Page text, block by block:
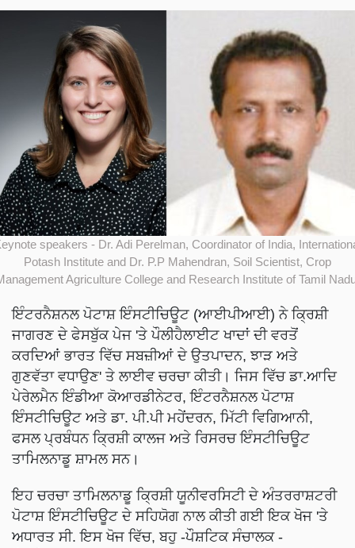
speakers - Dr. Adi Perelman, Coordinator of India,
Potash Institute and Dr. P.P Mahendran, Soil Scientist, Crop
Agriculture College and Research Institute of Tamil
ਇੰਟਰਨੈਸ਼ਨਲ ਪੋਟਾਸ਼ ਇੰਸਟੀਚਿਊਟ (ਆਈਪੀਆਈ) ਨੇ ਕ੍ਰਿਸ਼ੀ
ਜਾਗਰਣ ਦੇ ਫੇਸਬੁੱਕ ਪੇਜ 'ਤੇ ਪੌਲੀਹੈਲਾਈਟ ਖਾਦਾਂ ਦੀ ਵਰਤੋਂ
ਕਰਦਿਆਂ ਭਾਰਤ ਵਿੱਚ ਸਬਜ਼ੀਆਂ ਦੇ ਉਤਪਾਦਨ, ਝਾੜ ਅਤੇ
ਗੁਣਵੱਤਾ ਵਧਾਉਣ' ਤੇ ਲਾਈਵ ਚਰਚਾ ਕੀਤੀ। ਜਿਸ ਵਿੱਚ ਡਾ.ਆਦਿ
ਪੇਰੇਲਮੈਨ ਇੰਡੀਆ ਕੋਆਰਡੀਨੇਟਰ, ਇੰਟਰਨੈਸ਼ਨਲ ਪੋਟਾਸ਼
ਇੰਸਟੀਚਿਊਟ ਅਤੇ ਡਾ. ਪੀ.ਪੀ ਮਹੇਂਦਰਨ, ਮਿੱਟੀ ਵਿਗਿਆਨੀ,
ਫਸਲ ਪ੍ਰਬੰਧਨ ਕ੍ਰਿਸ਼ੀ ਕਾਲਜ ਅਤੇ ਰਿਸਰਚ ਇੰਸਟੀਚਿਊਟ
ਤਾਮਿਲਨਾਡੂ ਸ਼ਾਮਲ ਸਨ।
ਇਹ ਚਰਚਾ ਤਾਮਿਲਨਾਡੂ ਕ੍ਰਿਸ਼ੀ ਯੂਨੀਵਰਸਿਟੀ ਦੇ ਅੰਤਰਰਾਸ਼ਟਰੀ
ਪੋਟਾਸ਼ ਇੰਸਟੀਚਿਊਟ ਦੇ ਸਹਿਯੋਗ ਨਾਲ ਕੀਤੀ ਗਈ ਇਕ ਖੋਜ 'ਤੇ
ਅਧਾਰਤ ਸੀ. ਇਸ ਖੋਜ ਵਿੱਚ, ਬਹੁ -ਪੌਸ਼ਟਿਕ ਸੰਚਾਲਕ -